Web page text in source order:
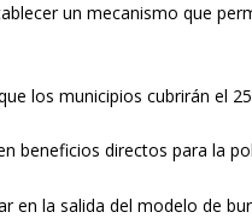
un mecanismo que
los municipios cubrirán el
beneficios directos para la
en la salida del modelo de